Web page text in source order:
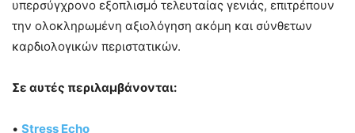
υπερσύγχρονο εξοπλισμό τελευταίας γενιάς, επιτρέπουν
την ολοκληρωμένη αξιολόγηση ακόμη και σύνθετων
καρδιολογικών περιστατικών.
Σε αυτές περιλαμβάνονται:
• Stress Echo